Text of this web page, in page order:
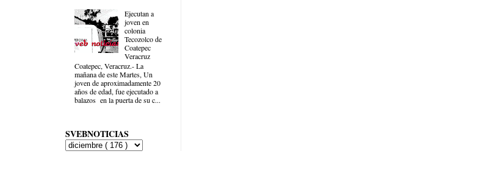
Ejecutan a
joven en
colonia
Tecozolco de
Coatepec
Veracruz
Coatepec, Veracruz.- La
mañana de este Martes, Un
joven de aproximadamente 20
años de edad, fue ejecutado a
balazos en la puerta de su c...
SVEBNOTICIAS